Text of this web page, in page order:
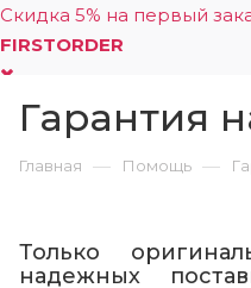
Скидка 5% на первый
FIRSTORDER
Гарантия
Главная — Помощь —
Только
надежных